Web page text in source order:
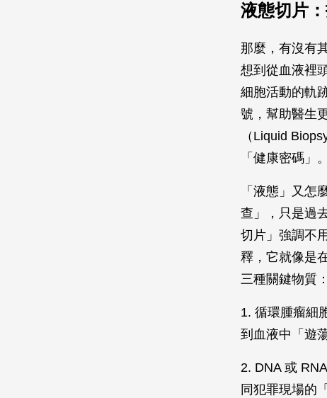
液態切片
那麼，有沒有
想到從血液裡
細胞活動的軌
號，幫助醫生
（Liquid
「健康密碼」。
「液態」又怎
查」，只是過
切片」強調不
釋，它就像是
三種關鍵物質：
1. 循環腫瘤細
到血液中「遊
2. DNA 或
同犯罪現場的